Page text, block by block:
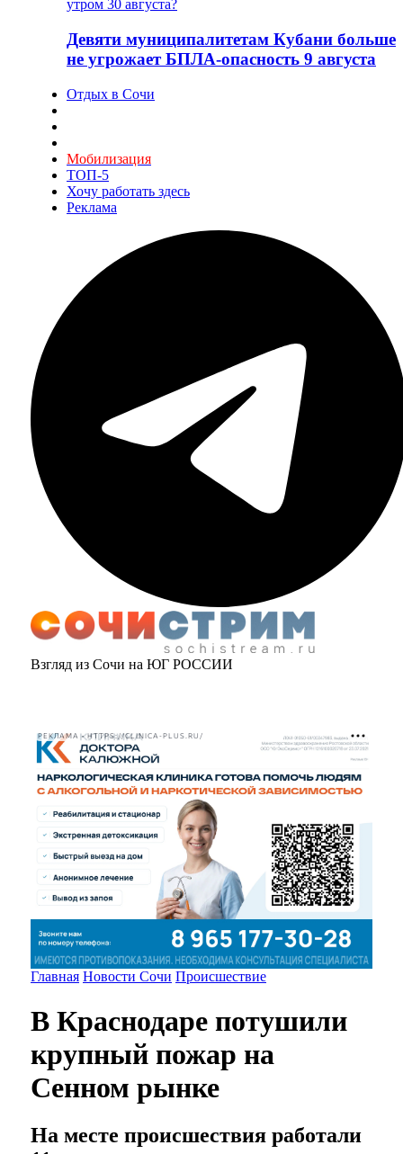
Девяти муниципалитетам Кубани больше
не угрожает БПЛА-опасность 9 августа
Отдых в Сочи
Мобилизация
ТОП-5
Хочу работать здесь
Реклама
Взгляд из Сочи на ЮГ РОССИИ
РЕКЛАМА • HTTPS://CLINICA-PLUS.RU/
Главная Новости Сочи Происшествие
В Краснодаре потушили
крупный пожар на
Сенном рынке
На месте происшествия работали